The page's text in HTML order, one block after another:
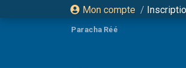
Mon compte /
Paracha Réé